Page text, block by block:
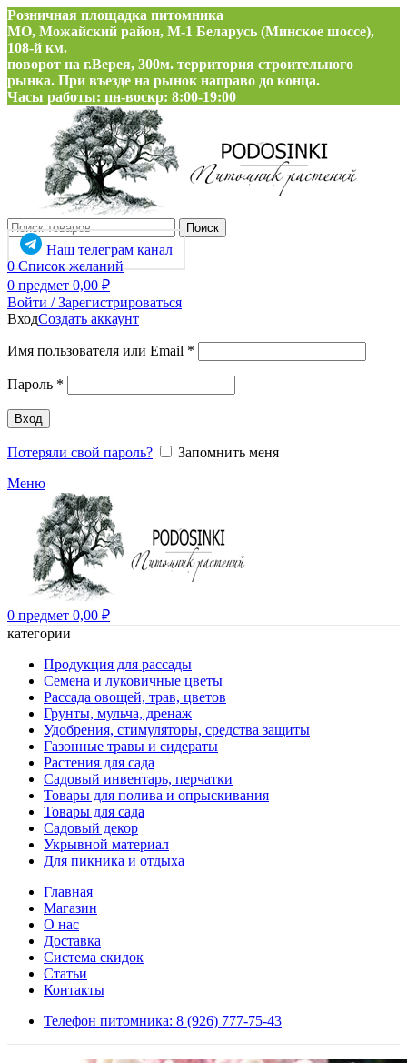
Розничная площадка питомника
МО, Можайский район, М-1 Беларусь (Минское шоссе),
108-й км.
поворот на г.Верея, 300м. территория строительного
рынка. При въезде на рынок направо до конца.
Часы работы: пн-воскр: 8:00-19:00
Поиск
Наш телеграм канал
0 Список желаний
0 предмет 0,00 ₽
Войти / Зарегистрироваться
ВходСоздать аккаунт
Имя пользователя или Email *
Пароль *
Вход
Потеряли свой пароль?
Запомнить меня
Меню
0 предмет 0,00 ₽
категории
Продукция для рассады
Семена и луковичные цветы
Рассада овощей, трав, цветов
Грунты, мульча, дренаж
Удобрения, стимуляторы, средства защиты
Газонные травы и сидераты
Растения для сада
Садовый инвентарь, перчатки
Товары для полива и опрыскивания
Товары для сада
Садовый декор
Укрывной материал
Для пикника и отдыха
Главная
Магазин
О нас
Доставка
Система скидок
Статьи
Контакты
Телефон питомника: 8 (926) 777-75-43